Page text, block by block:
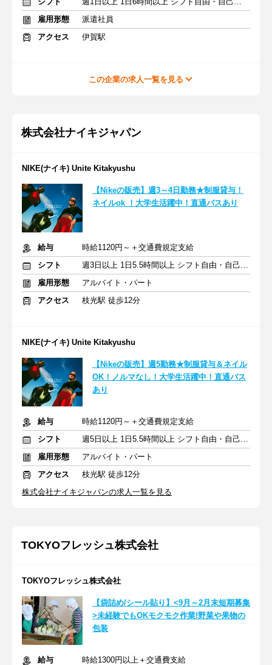
雇用形態
派遣社員
アクセス
伊賀駅
この企業の求人一覧を見る
株式会社ナイキジャパン
NIKE(ナイキ) Unite Kitakyushu
【Nikeの販売】週3～4日勤務★制服貸与！
ネイルok ！大学生活躍中！直通バスあり
給与
時給1120円～＋交通費規定支給
シフト
週3日以上 1日5.5時間以上 シフト自由・自己申告
雇用形態
アルバイト・パート
アクセス
枝光駅 徒歩12分
NIKE(ナイキ) Unite Kitakyushu
【Nikeの販売】週5勤務★制服貸与＆ネイル
OK！ノルマなし！大学生活躍中！直通バス
あり
給与
時給1120円～＋交通費規定支給
シフト
週5日以上 1日5.5時間以上 シフト自由・自己申告
雇用形態
アルバイト・パート
アクセス
枝光駅 徒歩12分
株式会社ナイキジャパンの求人一覧を見る
TOKYOフレッシュ株式会社
TOKYOフレッシュ株式会社
【袋詰め/シール貼り】<9月～2月末短期募集
>未経験でもOKモクモク作業!野菜や果物の
包装
給与
時給1300円以上＋交通費支給